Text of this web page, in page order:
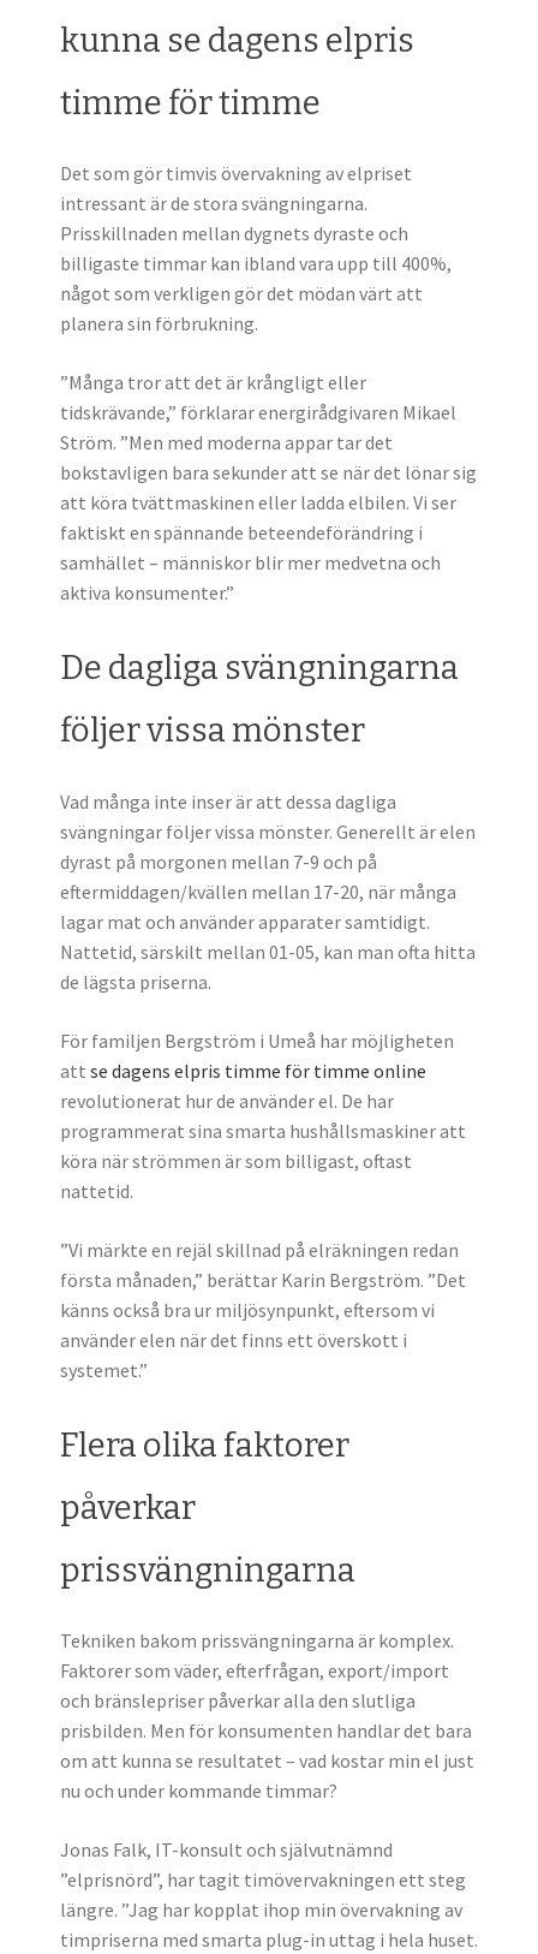
kunna se dagens elpris
timme för timme
Det som gör timvis övervakning av elpriset
intressant är de stora svängningarna.
Prisskillnaden mellan dygnets dyraste och
billigaste timmar kan ibland vara upp till 400%,
något som verkligen gör det mödan värt att
planera sin förbrukning.
”Många tror att det är krångligt eller
tidskrävande,” förklarar energirådgivaren Mikael
Ström. ”Men med moderna appar tar det
bokstavligen bara sekunder att se när det lönar sig
att köra tvättmaskinen eller ladda elbilen. Vi ser
faktiskt en spännande beteendeförändring i
samhället – människor blir mer medvetna och
aktiva konsumenter.”
De dagliga svängningarna
följer vissa mönster
Vad många inte inser är att dessa dagliga
svängningar följer vissa mönster. Generellt är elen
dyrast på morgonen mellan 7-9 och på
eftermiddagen/kvällen mellan 17-20, när många
lagar mat och använder apparater samtidigt.
Nattetid, särskilt mellan 01-05, kan man ofta hitta
de lägsta priserna.
För familjen Bergström i Umeå har möjligheten
att se dagens elpris timme för timme online
revolutionerat hur de använder el. De har
programmerat sina smarta hushållsmaskiner att
köra när strömmen är som billigast, oftast
nattetid.
”Vi märkte en rejäl skillnad på elräkningen redan
första månaden,” berättar Karin Bergström. ”Det
känns också bra ur miljösynpunkt, eftersom vi
använder elen när det finns ett överskott i
systemet.”
Flera olika faktorer
påverkar
prissvängningarna
Tekniken bakom prissvängningarna är komplex.
Faktorer som väder, efterfrågan, export/import
och bränslepriser påverkar alla den slutliga
prisbilden. Men för konsumenten handlar det bara
om att kunna se resultatet – vad kostar min el just
nu och under kommande timmar?
Jonas Falk, IT-konsult och självutnämnd
”elprisnörd”, har tagit timövervakningen ett steg
längre. ”Jag har kopplat ihop min övervakning av
timpriserna med smarta plug-in uttag i hela huset.